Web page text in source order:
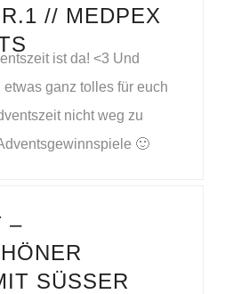
// MEDPEX
ist da! <3 Und
ganz tolles für euch
nicht weg zu
🙂
–
SÜSSER B